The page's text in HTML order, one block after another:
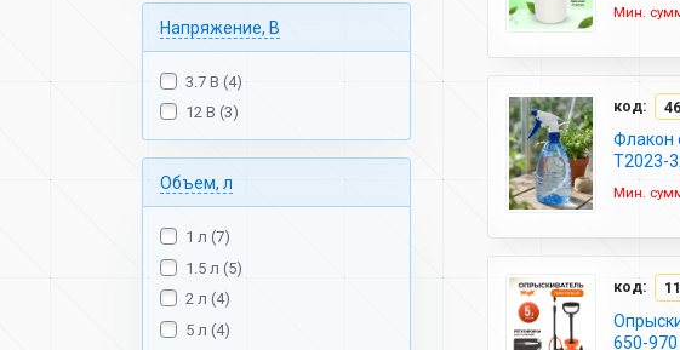
Напряжение, В
3.7 В (4)
12 В (3)
Объем, л
1 л (7)
1.5 л (5)
2 л (4)
5 л (4)
Мин.
код:
Флакон
T2023-
Мин.
код:
650-970